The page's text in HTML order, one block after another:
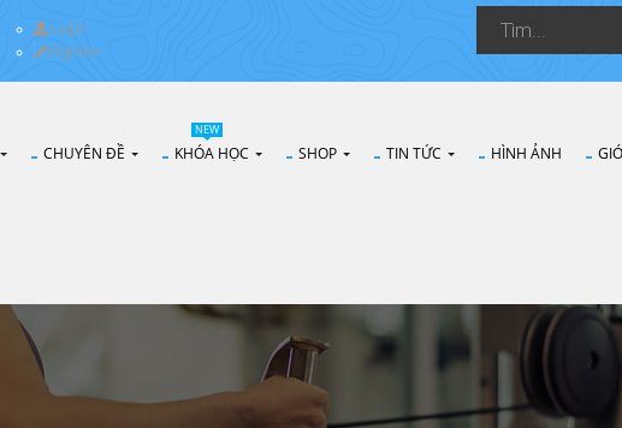
Login
Register
CHUYÊN ĐỀ KHÓA HỌC
NEW
SHOP TIN TỨC HÌNH ẢNH